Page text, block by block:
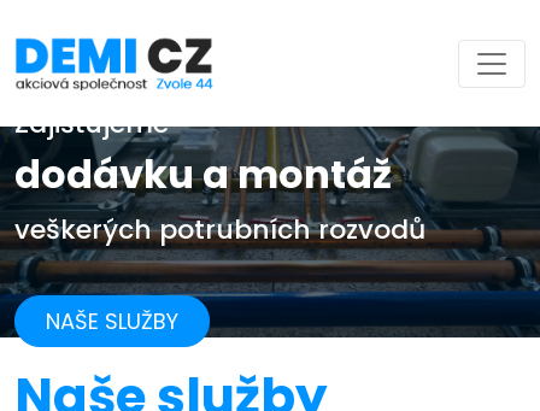
Zajišťujeme
dodávku a montáž
veškerých potrubních rozvodů
NAŠE SLUŽBY